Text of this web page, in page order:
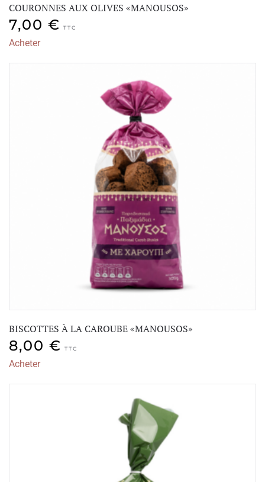
COURONNES AUX OLIVES «MANOUSOS»
7,00 € TTC
Acheter
BISCOTTES À LA CAROUBE «MANOUSOS»
8,00 € TTC
Acheter